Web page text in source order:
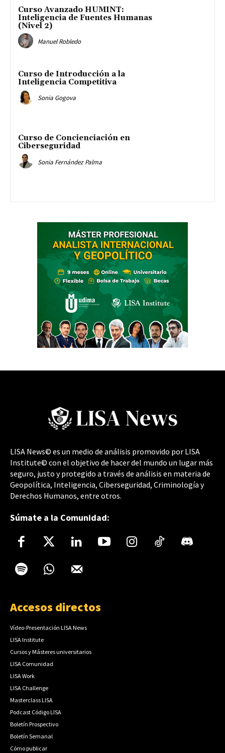
Curso Avanzado HUMINT:
Inteligencia de Fuentes Humanas
(Nivel 2)
Manuel Robledo
Curso de Introducción a la
Inteligencia Competitiva
Sonia Gogova
Curso de Concienciación en
Ciberseguridad
Sonia Fernández Palma
LISA News© es un medio de análisis promovido por LISA
Institute© con el objetivo de hacer del mundo un lugar más
seguro, justo y protegido a través de análisis en materia de
Geopolítica, Inteligencia, Ciberseguridad, Criminología y
Derechos Humanos, entre otros.
Súmate a la Comunidad:
Accesos directos
Vídeo-Presentación LISA News
LISA Institute
Cursos y Másteres universitarios
LISA Comunidad
LISA Work
LISA Challenge
Masterclass LISA
Podcast Código LISA
Boletín Prospectivo
Boletín Semanal
Cómo publicar